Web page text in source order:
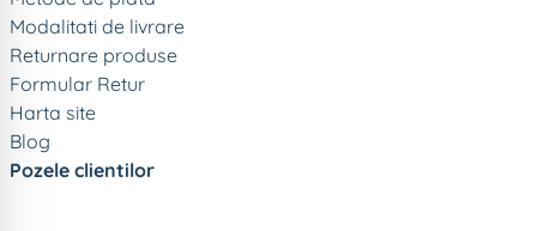
Modalitati de livrare
Returnare produse
Formular Retur
Harta site
Blog
Pozele clientilor